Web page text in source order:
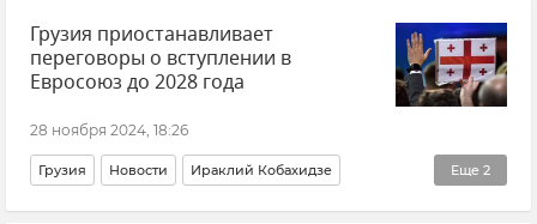
Краснодарский край
Грузия приостанавливает
переговоры о вступлении в
Евросоюз до 2028 года
28 ноября 2024, 18:26
Еще 2
Грузия Новости Ираклий Кобахидзе
Политика Европейский Союз (ЕС)